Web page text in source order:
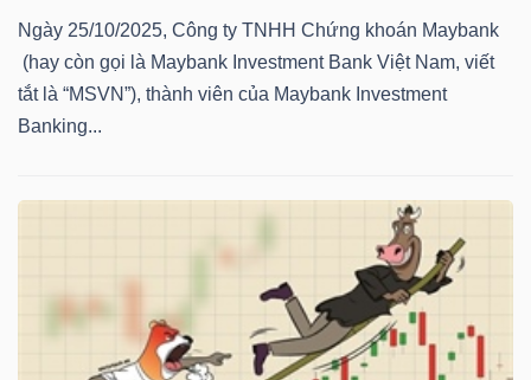
Ngày 25/10/2025, Công ty TNHH Chứng khoán Maybank
(hay còn gọi là Maybank Investment Bank Việt Nam, viết
tắt là “MSVN”), thành viên của Maybank Investment
Banking...
CHĂM
SỨC